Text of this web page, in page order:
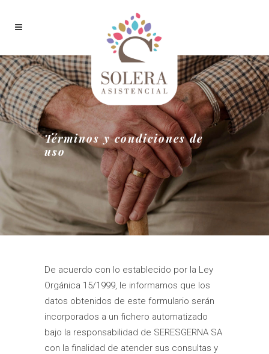
Términos y condiciones de
uso
De acuerdo con lo establecido por la Ley
Orgánica 15/1999, le informamos que los
datos obtenidos de este formulario serán
incorporados a un fichero automatizado
bajo la responsabilidad de SERESGERNA SA
con la finalidad de atender sus consultas y